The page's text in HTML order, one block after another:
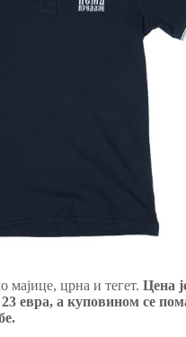
мајице, црна и тегет. Цена
евра, а куповином се